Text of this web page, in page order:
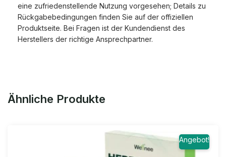
eine zufriedenstellende Nutzung vorgesehen; Details zu
Rückgabebedingungen finden Sie auf der offiziellen
Produktseite. Bei Fragen ist der Kundendienst des
Herstellers der richtige Ansprechpartner.
Ähnliche Produkte
Angebot!